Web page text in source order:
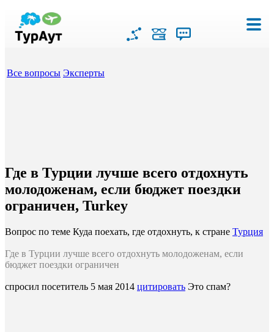
Все вопросы Эксперты
Где в Турции лучше всего отдохнуть
молодоженам, если бюджет поездки
ограничен, Turkey
Вопрос по теме Куда поехать, где отдохнуть, к стране Турция
Где в Турции лучше всего отдохнуть молодоженам, если
бюджет поездки ограничен
спросил посетитель 5 мая 2014 цитировать Это спам?